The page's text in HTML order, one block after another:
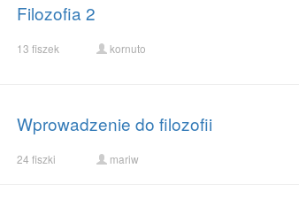
Filozofia 2
13 fiszek kornuto
Wprowadzenie do filozofii
24 fiszki mariw